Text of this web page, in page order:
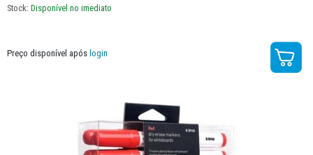
Stock: Disponível no imediato
Preço disponível após login